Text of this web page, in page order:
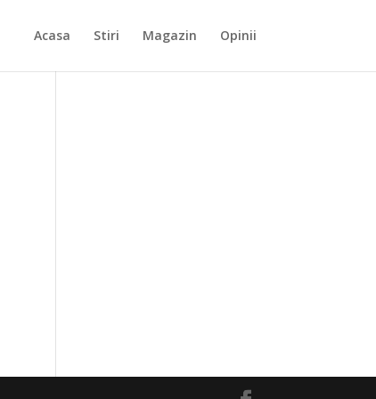
Acasa Stiri Magazin Opinii